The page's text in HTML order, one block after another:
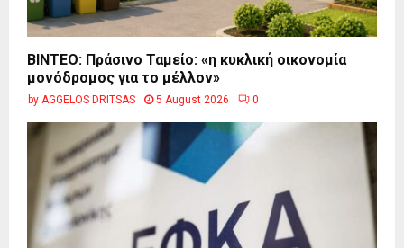
BINTEO: Πράσινο Ταμείο: «η κυκλική οικονομία
μονόδρομος για το μέλλον»
by AGGELOS DRITSAS 5 August 2026 0